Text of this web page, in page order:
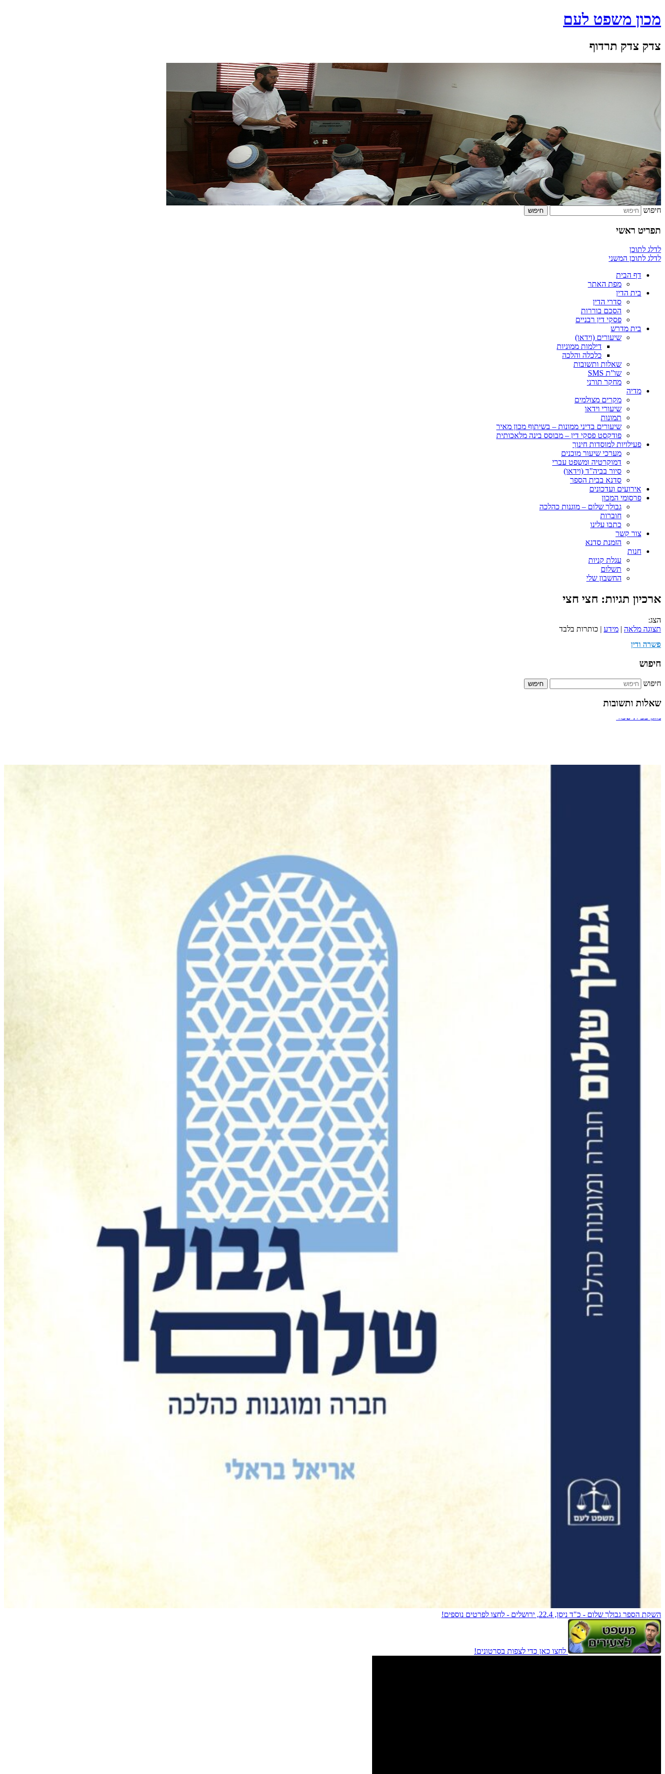
מכון משפט לעם
צדק צדק תרדוף
חיפוש
תפריט ראשי
לדלג לתוכן
לדלג לתוכן המשני
דף הבית
מפת האתר
בית הדין
סדרי הדין
הסכם בוררות
פסקי דין רבניים
בית מדרש
שיעורים (וידאו)
דילמות ממוניות
כלכלה והלכה
שאלות ותשובות
שו”ת SMS
מחקר תורני
מדיה
מקרים מצולמים
שיעורי וידאו
תמונות
שיעורים בדיני ממונות – בשיתוף מכון מאיר
פודקסט פסקי דין – מבוסס בינה מלאכותית
פעילויות למוסדות חינוך
מערכי שיעור מוכנים
דמוקרטיה ומשפט עברי
סיור בביה”ד (וידאו)
סדנא בבית הספר
אירועים ועדכונים
פרסומי המכון
גבולך שלום – מוגנות כהלכה
חוברות
כתבו עלינו
צור קשר
הזמנת סדנא
חנות
עגלת קניות
תשלום
החשבון שלי
ארכיון תגיות: חצי חצי
הצג:
תצוגה מלאה | מידע | כותרות בלבד
פשרה ודין
חיפוש
חיפוש
שאלות ותשובות
השקת הספר גבולך שלום - כ"ד ניסן, 22.4, ירושלים - לחצו לפרטים נוספים!
לחצו כאן כדי לצפות בסרטונים!